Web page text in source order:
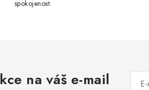
spokojenost.
na váš e-mail